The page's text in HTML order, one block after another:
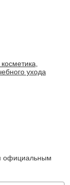
ухода
официальным